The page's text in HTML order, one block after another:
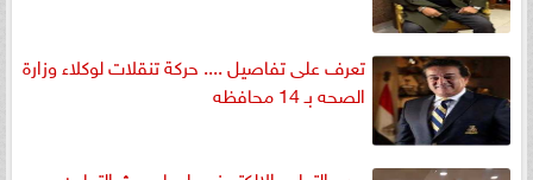
تعرف على تفاصيل .... حركة تنقلات لوكلاء وزارة
الصحه بـ 14 محافظه